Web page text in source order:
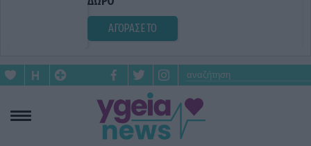
ΑΓΟΡΑΣΕ ΤΟ